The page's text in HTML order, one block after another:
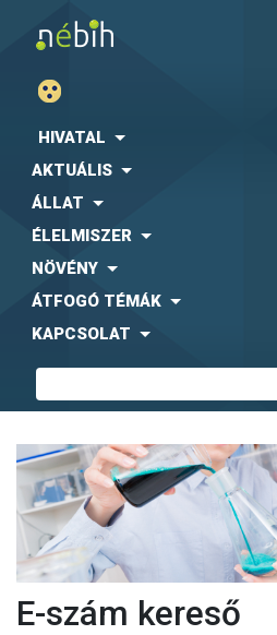
HIVATAL
AKTUÁLIS
ÁLLAT
ÉLELMISZER
NÖVÉNY
ÁTFOGÓ TÉMÁK
KAPCSOLAT
E-szám kereső